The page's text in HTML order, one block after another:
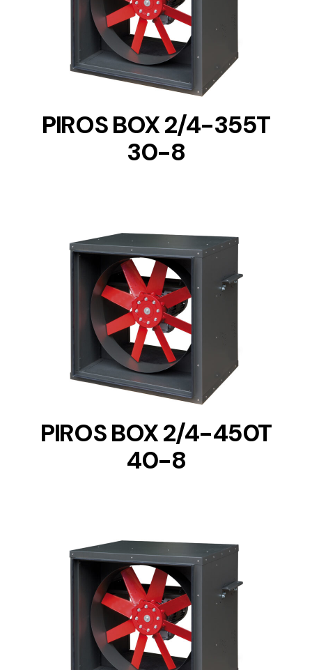
DETAILS
PIROS BOX 2/4-355T
30-8
DETAILS
PIROS BOX 2/4-450T
40-8
DETAILS